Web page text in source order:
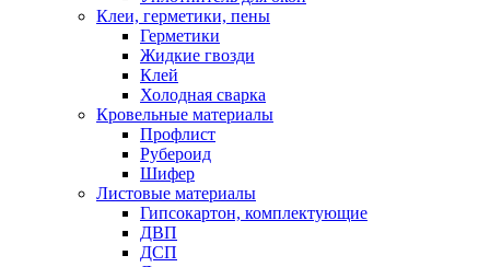
Клеи, герметики, пены
Герметики
Жидкие гвозди
Клей
Холодная сварка
Кровельные материалы
Профлист
Рубероид
Шифер
Листовые материалы
Гипсокартон, комплектующие
ДВП
ДСП